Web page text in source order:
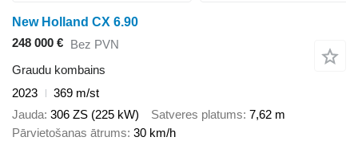
New Holland CX 6.90
248 000 € Bez PVN
Graudu kombains
2023
369 m/st
Jauda 306 ZS (225 kW) Satveres platums 7,62 m
Pārvietošanas ātrums 30 km/h